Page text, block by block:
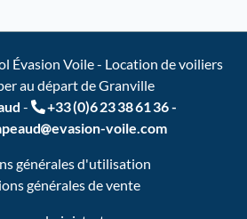
Évasion Voile - Location de voiliers
au départ de Granville
- +33 (0)6 23 38 61 36-
evasion-voile.com
générales d'utilisation
générales de vente